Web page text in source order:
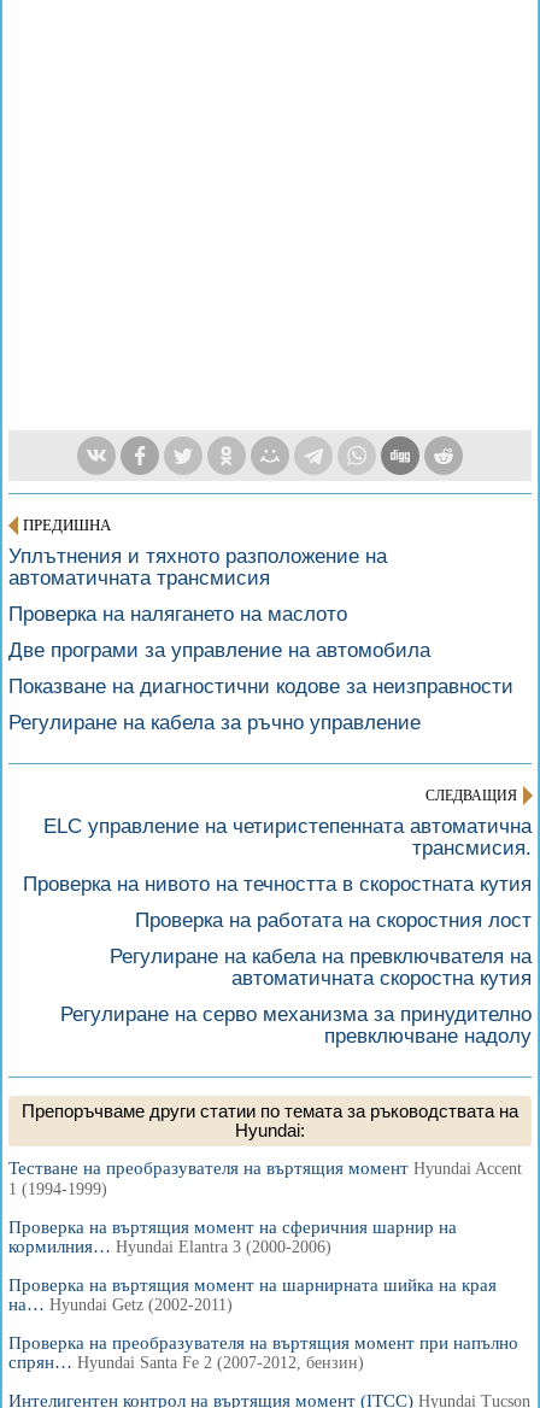
ПРЕДИШНА
Уплътнения и тяхното разположение на
автоматичната трансмисия
Проверка на налягането на маслото
Две програми за управление на автомобила
Показване на диагностични кодове за неизправности
Регулиране на кабела за ръчно управление
СЛЕДВАЩИЯ
ELC управление на четиристепенната автоматична
трансмисия.
Проверка на нивото на течността в скоростната кутия
Проверка на работата на скоростния лост
Регулиране на кабела на превключвателя на
автоматичната скоростна кутия
Регулиране на серво механизма за принудително
превключване надолу
Препоръчваме други статии по темата за ръководствата на
Hyundai:
Тестване на преобразувателя на въртящия момент Hyundai Accent
1 (1994-1999)
Проверка на въртящия момент на сферичния шарнир на
кормилния… Hyundai Elantra 3 (2000-2006)
Проверка на въртящия момент на шарнирната шийка на края
на… Hyundai Getz (2002-2011)
Проверка на преобразувателя на въртящия момент при напълно
спрян… Hyundai Santa Fe 2 (2007-2012, бензин)
Интелигентен контрол на въртящия момент (ITCC) Hyundai Tucson